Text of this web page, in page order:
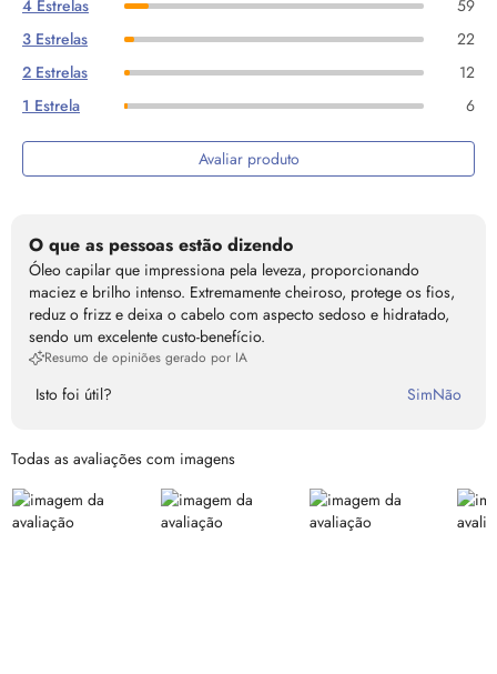
4 Estrelas
59
3 Estrelas
22
2 Estrelas
12
1 Estrela
6
Avaliar produto
O que as pessoas estão dizendo
Óleo capilar que impressiona pela leveza, proporcionando
maciez e brilho intenso. Extremamente cheiroso, protege os fios,
reduz o frizz e deixa o cabelo com aspecto sedoso e hidratado,
sendo um excelente custo-benefício.
Resumo de opiniões gerado por IA
Isto foi útil? SimNão
Todas as avaliações com imagens